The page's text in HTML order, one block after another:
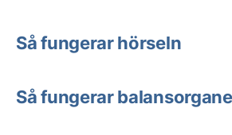
Så fungerar hörseln
Så fungerar